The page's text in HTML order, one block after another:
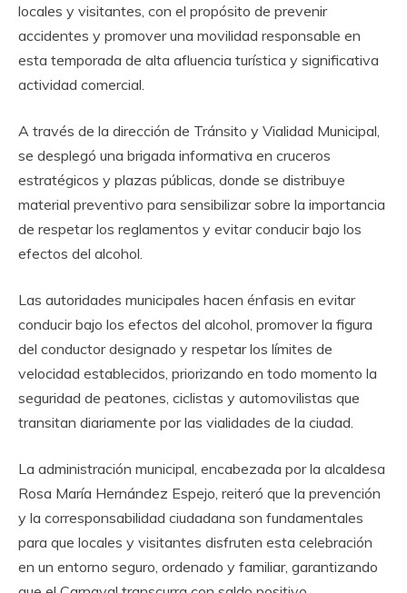
locales y visitantes, con el propósito de prevenir
accidentes y promover una movilidad responsable en
esta temporada de alta afluencia turística y significativa
actividad comercial.
A través de la dirección de Tránsito y Vialidad Municipal,
se desplegó una brigada informativa en cruceros
estratégicos y plazas públicas, donde se distribuye
material preventivo para sensibilizar sobre la importancia
de respetar los reglamentos y evitar conducir bajo los
efectos del alcohol.
Las autoridades municipales hacen énfasis en evitar
conducir bajo los efectos del alcohol, promover la figura
del conductor designado y respetar los límites de
velocidad establecidos, priorizando en todo momento la
seguridad de peatones, ciclistas y automovilistas que
transitan diariamente por las vialidades de la ciudad.
La administración municipal, encabezada por la alcaldesa
Rosa María Hernández Espejo, reiteró que la prevención
y la corresponsabilidad ciudadana son fundamentales
para que locales y visitantes disfruten esta celebración
en un entorno seguro, ordenado y familiar, garantizando